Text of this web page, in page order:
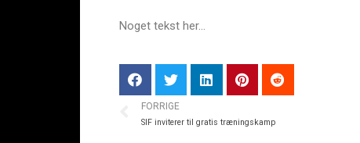
Noget tekst her…
FORRIGE
SIF inviterer til gratis træningskamp